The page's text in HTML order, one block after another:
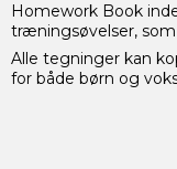
Homework Book
træningsøvelser,
Alle tegninger kan
for både børn og